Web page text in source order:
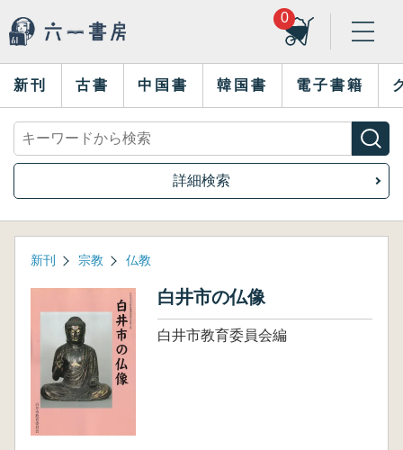
0
新刊 古書 中国書 韓国書 電子書籍
詳細検索
新刊 宗教 仏教
白井市の仏像
白井市教育委員会編